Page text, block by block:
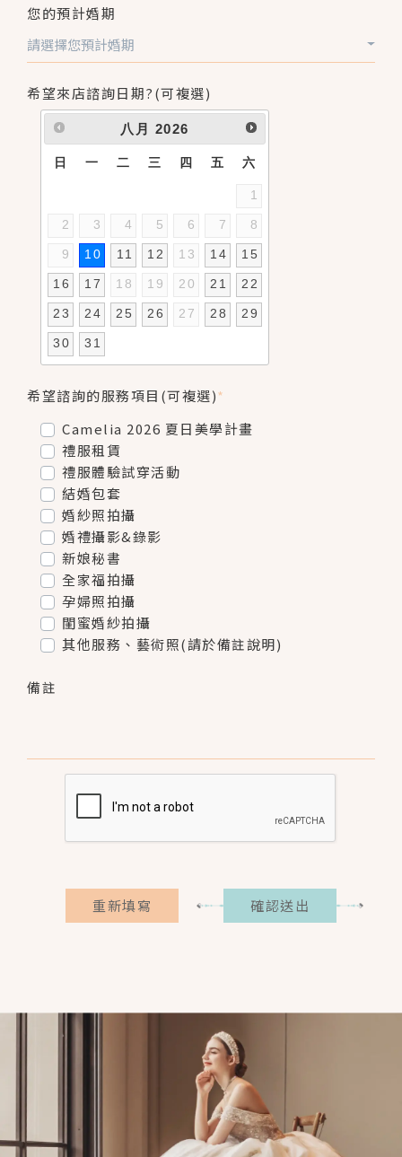
您的預計婚期
請選擇您預計婚期
希望來店諮詢日期?(可複選)
八月 2026
日 一 二 三 四 五 六
1
2 3 4 5 6 7 8
9 10 11 12 13 14 15
16 17 18 19 20 21 22
23 24 25 26 27 28 29
30 31
希望諮詢的服務項目(可複選)*
Camelia 2026 夏日美學計畫
禮服租賃
禮服體驗試穿活動
結婚包套
婚紗照拍攝
婚禮攝影&錄影
新娘秘書
全家福拍攝
孕婦照拍攝
閨蜜婚紗拍攝
其他服務、藝術照(請於備註說明)
備註
重新填寫 確認送出